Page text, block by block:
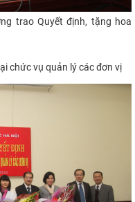
trao Quyết định, tặng hoa
chức vụ quản lý các đơn vị